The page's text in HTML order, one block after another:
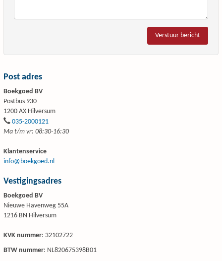
Verstuur bericht
Post adres
Boekgoed BV
Postbus 930
1200 AX Hilversum
035-2000121
Ma t/m vr: 08:30-16:30
Klantenservice
info@boekgoed.nl
Vestigingsadres
Boekgoed BV
Nieuwe Havenweg 55A
1216 BN Hilversum
KVK nummer: 32102722
BTW nummer: NL820675398B01